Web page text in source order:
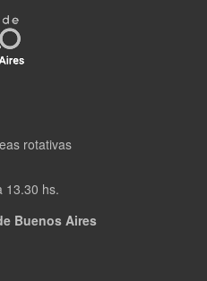
rotativas
13.30 hs.
Buenos Aires